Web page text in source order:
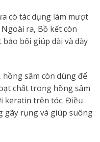
có tác dụng làm mượt
ra, Bồ kết còn
bối giúp dài và dày
sâm còn dùng để
chất trong hồng sâm
keratin trên tóc. Điều
gãy rụng và giúp suông